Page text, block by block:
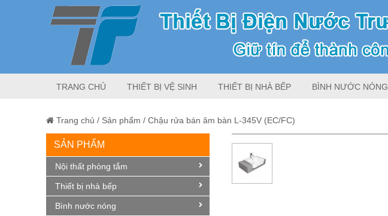
TRANG CHỦ THIẾT BỊ VỆ SINH THIẾT BỊ NHÀ BẾP BÌNH NƯỚC NÓNG
Trang chủ / Sản phẩm / Chậu rửa bán âm bàn L-345V (EC/FC)
SẢN PHẨM
Nội thất phòng tắm
Thiết bị nhà bếp
Bình nước nóng